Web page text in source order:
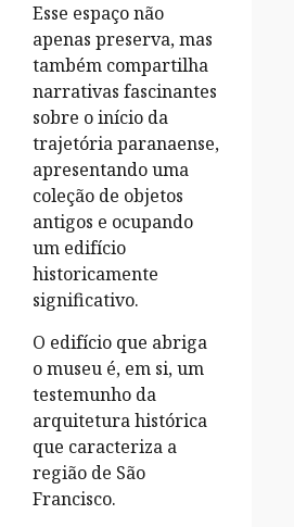
Esse espaço não
apenas preserva, mas
também compartilha
narrativas fascinantes
sobre o início da
trajetória paranaense,
apresentando uma
coleção de objetos
antigos e ocupando
um edifício
historicamente
significativo.
O edifício que abriga
o museu é, em si, um
testemunho da
arquitetura histórica
que caracteriza a
região de São
Francisco.